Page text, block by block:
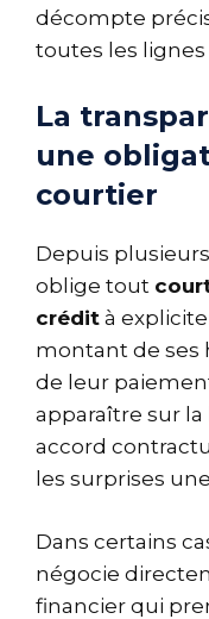
décompte
toutes les
La
une
courtier
Depuis
oblige tout
crédit à
montant de ses
de leur
apparaître sur
accord
les surprises
Dans certains
négocie
financier qui